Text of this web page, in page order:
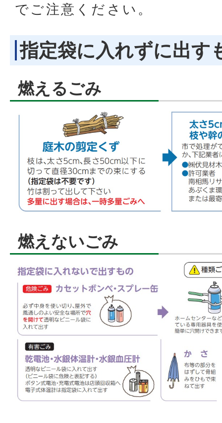
でご注意ください。
指定袋に入れずに出す
燃えるごみ
燃えないごみ